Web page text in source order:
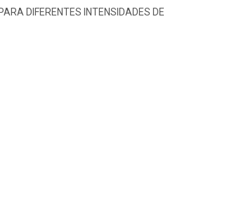
DIFERENTES INTENSIDADES DE